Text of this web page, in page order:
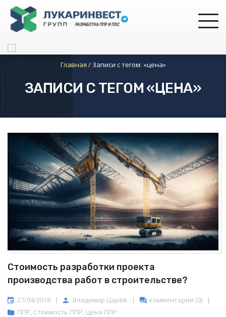
Главная / Записи с тегом: «цена»
ЗАПИСИ С ТЕГОМ «ЦЕНА»
Стоимость разработки проекта
производства работ в строительстве?
27/04/2018 | Владимир Царёв | комментарии (0)
|
ППР Стоимость ППР Цена ППР